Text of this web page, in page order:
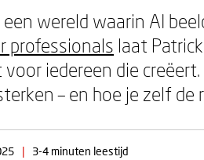
wereld waarin AI
professionals laat
iedereen die
– en hoe je zelf
| 3-4 minuten leestijd